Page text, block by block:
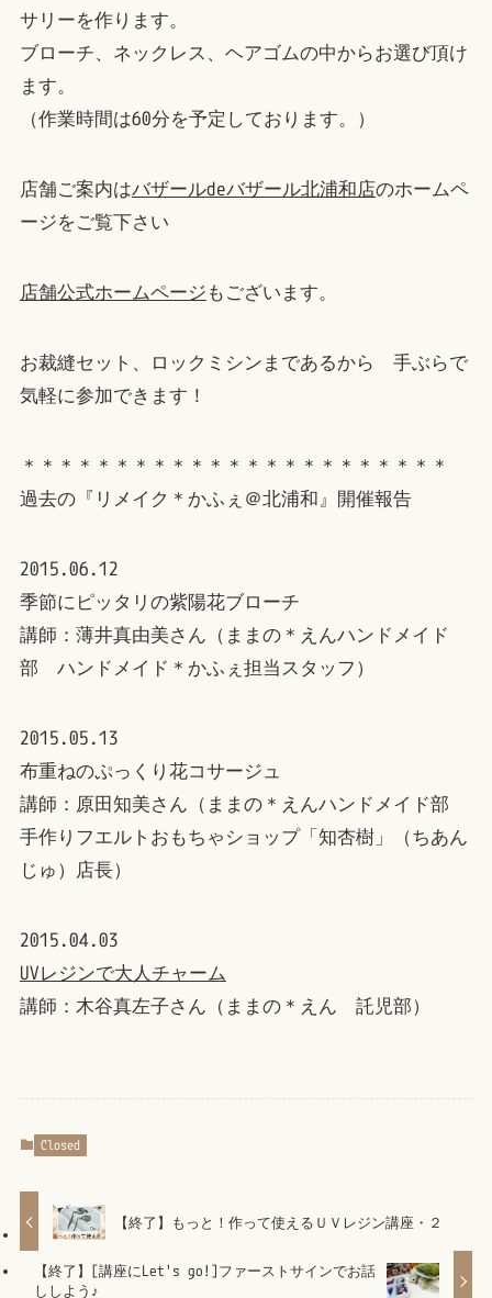
サリーを作ります。
ブローチ、ネックレス、ヘアゴムの中からお選び頂け
ます。
（作業時間は60分を予定しております。）
店舗ご案内はバザールdeバザール北浦和店のホームペ
ージをご覧下さい
店舗公式ホームページもございます。
お裁縫セット、ロックミシンまであるから 手ぶらで
気軽に参加できます！
＊＊＊＊＊＊＊＊＊＊＊＊＊＊＊＊＊＊＊＊＊＊＊
過去の『リメイク＊かふぇ＠北浦和』開催報告
2015.06.12
季節にピッタリの紫陽花ブローチ
講師：薄井真由美さん（ままの＊えんハンドメイド
部 ハンドメイド＊かふぇ担当スタッフ）
2015.05.13
布重ねのぷっくり花コサージュ
講師：原田知美さん（ままの＊えんハンドメイド部
手作りフエルトおもちゃショップ「知杏樹」（ちあん
じゅ）店長）
2015.04.03
UVレジンで大人チャーム
講師：木谷真左子さん（ままの＊えん 託児部）
Closed
【終了】もっと！作って使えるＵＶレジン講座・２
【終了】[講座にLet's go!]ファーストサインでお話
ししよう♪